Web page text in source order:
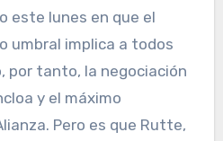
este lunes en que el
umbral implica a todos
por tanto, la negociación
y el máximo
Pero es que Rutte,